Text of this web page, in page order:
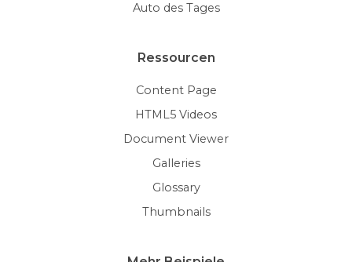
Auto des Tages
Ressourcen
Content Page
HTML5 Videos
Document Viewer
Galleries
Glossary
Thumbnails